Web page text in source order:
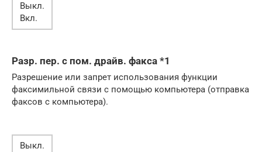
Выкл.
Вкл.
Разр. пер. с пом. драйв. факса *1
Разрешение или запрет использования функции
факсимильной связи с помощью компьютера (отправка
факсов с компьютера).
Выкл.